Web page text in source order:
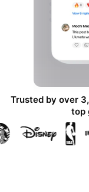
Trusted by over
top